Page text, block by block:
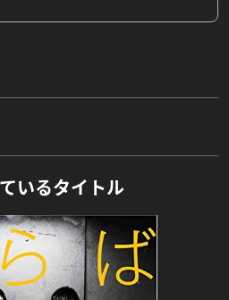
いるタイトル